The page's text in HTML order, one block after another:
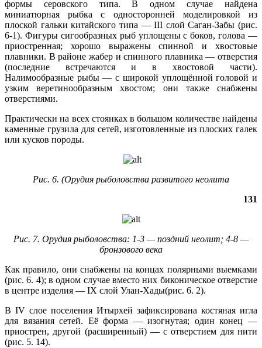
формы серовского типа. В одном случае найдена
миниатюрная рыбка с односторонней моделировкой из
плоской гальки китайского типа — III слой Саган-Забы (рис.
6-1). Фигуры сигообразных рыб уплощены с боков, голова —
приостренная; хорошо выражены спинной и хвостовые
плавники. В районе жабер и спинного плавника — отверстия
(последние встречаются и в хвостовой части).
Налимообразные рыбы — с широкой уплощённой головой и
узким веретинообразным хвостом; они также снабжены
отверстиями.
Практически на всех стоянках в большом количестве найдены
каменные грузила для сетей, изготовленные из плоских галек
или кусков породы.
Рис. 6. (Орудия рыболовства развитого неолита
131
Рис. 7. Орудия рыболовства: 1-3 — поздний неолит; 4-8 —
бронзового века
Как правило, они снабжены на концах полярными выемками
(рис. 6. 4); в одном случае вместо них биконическое отверстие
в центре изделия — IX слой Улан-Хады(рис. 6. 2).
В IV слое поселения Итырхей зафиксирована костяная игла
для вязания сетей. Её форма — изогнутая; один конец —
приострен, другой (расширенный) — с отверстием для нити
(рис. 5. 14).